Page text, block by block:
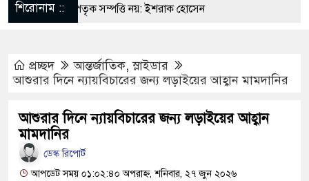
শিরোনাম ::
কারো পৈতৃক সম্পত্তি নয়: ইশরাক হোসেন
৪০৪ শিক্ষকের গোপন তৎপরতা, ব্যবস্থা নেওয়ার
৯ সেপ্টেম্বর ভারতে পৌঁছান- সাবেক স্বরাষ্ট্রমন্ত্রী
প্রচ্ছদ আন্তর্জাতিক,স্লাইডার
আশুরার দিনে ন্যায়বিচারের জন্য লড়াইয়ের আহ্বান মামদানির
আশুরার দিনে ন্যায়বিচারের জন্য লড়াইয়ের আহ্বান
মামদানির
ডেস্ক রিপোর্ট
আপডেট সময় ০১:০২:৪০ অপরাহ্ন, শনিবার, ২৭ জুন ২০২৬